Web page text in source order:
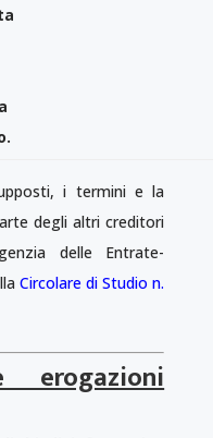
i termini e la
degli altri creditori
delle Entrate-
Circolare di Studio n.
erogazioni